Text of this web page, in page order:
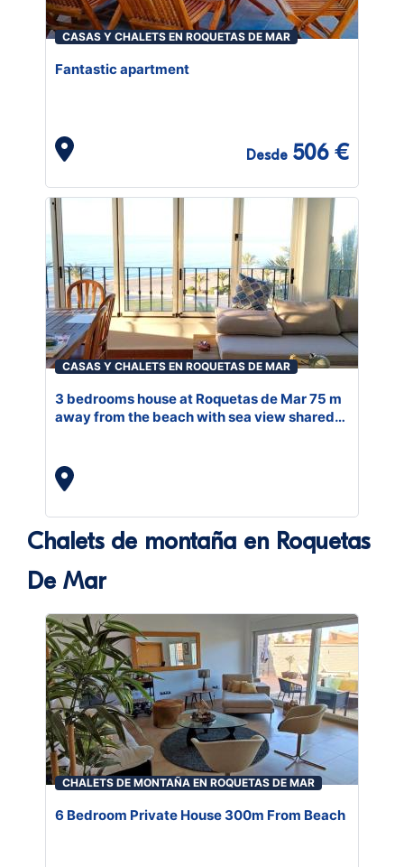
CASAS Y CHALETS EN ROQUETAS DE MAR
Fantastic apartment
Desde 506 €
CASAS Y CHALETS EN ROQUETAS DE MAR
3 bedrooms house at Roquetas de Mar 75 m
away from the beach with sea view shared
Chalets de montaña en Roquetas
De Mar
CHALETS DE MONTAÑA EN ROQUETAS DE MAR
6 Bedroom Private House 300m From Beach